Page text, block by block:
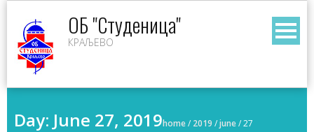
content
ОБ "Студеница"
КРАЉЕВО
Day: June 27, 2019home/ 2019 /june/27